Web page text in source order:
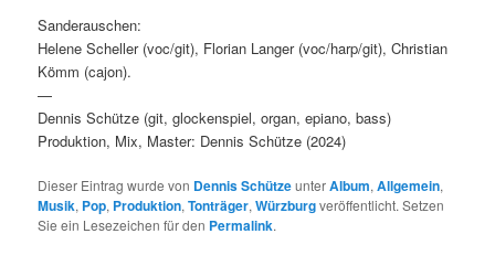
Sanderauschen:
Helene Scheller (voc/git), Florian Langer (voc/harp/git), Christian
Kömm (cajon).
—
Dennis Schütze (git, glockenspiel, organ, epiano, bass)
Produktion, Mix, Master: Dennis Schütze (2024)
Dieser Eintrag wurde von Dennis SchützeunterAlbum,Allgemein,
Musik, Pop, Produktion,Tonträger,Würzburgveröffentlicht. Setzen
Sie ein Lesezeichen für den Permalink.